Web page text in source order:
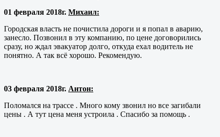
01 февраля 2018г. Михаил:
Городская власть не почистила дороги и я попал в аварию,
занесло. Позвонил в эту компанию, по цене договорились
сразу, но ждал эвакуатор долго, откуда ехал водитель не
понятно. А так всё хорошо. Рекомендую.
03 февраля 2018г. Антон:
Поломался на трассе . Много кому звонил но все загибали
цены . А тут цена меня устроила . Спасибо за помощь .